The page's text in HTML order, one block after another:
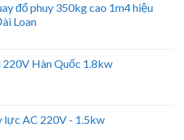
đổ phuy 350kg cao 1m4 hiệu
Loan
220V Hàn Quốc 1.8kw
lực AC 220V - 1.5kw